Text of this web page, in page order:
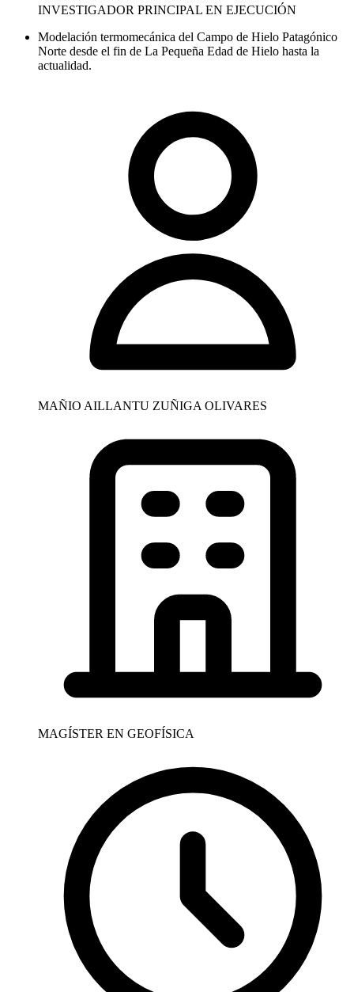
INVESTIGADOR PRINCIPAL EN EJECUCIÓN
Modelación termomecánica del Campo de Hielo Patagónico
Norte desde el fin de La Pequeña Edad de Hielo hasta la
actualidad.
MAÑIO AILLANTU ZUÑIGA OLIVARES
MAGÍSTER EN GEOFÍSICA